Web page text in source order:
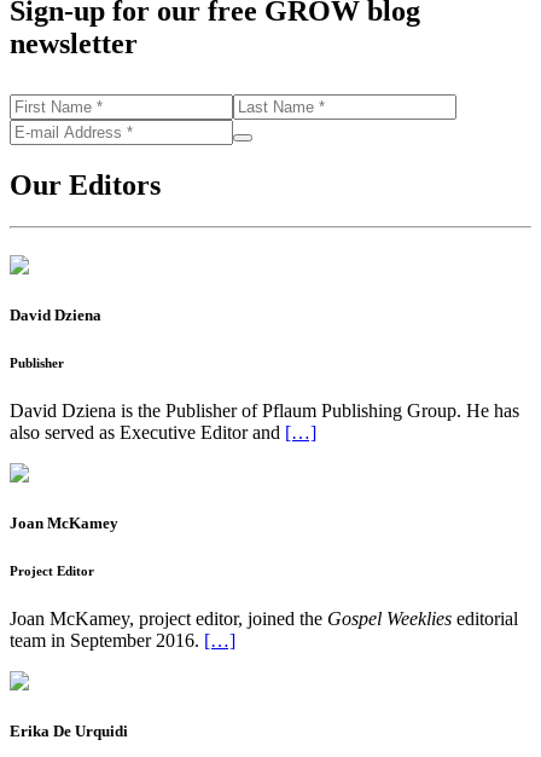
Sign-up for our free GROW blog
newsletter
Our Editors
David Dziena
Publisher
David Dziena is the Publisher of Pflaum Publishing Group. He has
also served as Executive Editor and […]
Joan McKamey
Project Editor
Joan McKamey, project editor, joined the Gospel Weeklies editorial
team in September 2016. […]
Erika De Urquidi